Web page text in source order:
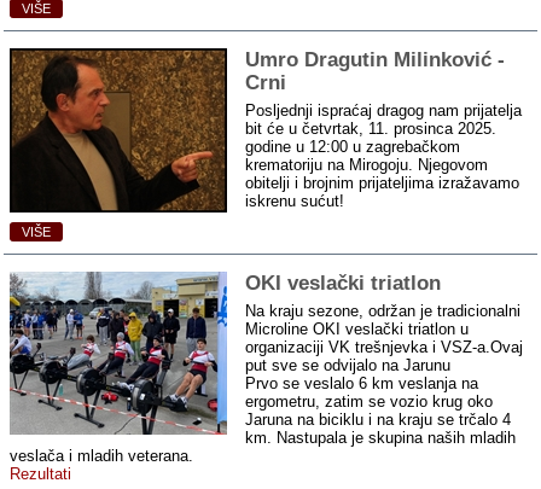
VIŠE
Umro Dragutin Milinković ‑
Crni
Posljednji ispraćaj dragog nam prijatelja
bit će u četvrtak, 11. prosinca 2025.
godine u 12:00 u zagrebačkom
krematoriju na Mirogoju. Njegovom
obitelji i brojnim prijateljima izražavamo
iskrenu sućut!
VIŠE
OKI veslački triatlon
Na kraju sezone, održan je tradicionalni
Microline OKI veslački triatlon u
organizaciji VK trešnjevka i VSZ-a.Ovaj
put sve se odvijalo na Jarunu
Prvo se veslalo 6 km veslanja na
ergometru, zatim se vozio krug oko
Jaruna na biciklu i na kraju se trčalo 4
km. Nastupala je skupina naših mladih
veslača i mladih veterana.
Rezultati